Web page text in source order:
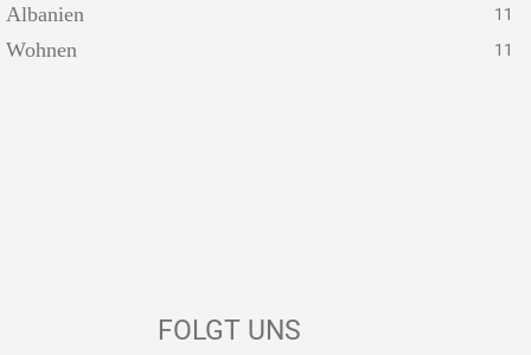
Albanien 11
Wohnen 11
FOLGT UNS